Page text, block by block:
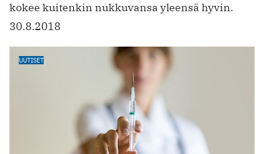
kokee kuitenkin nukkuvansa yleensä hyvin.
30.8.2018
UUTISET